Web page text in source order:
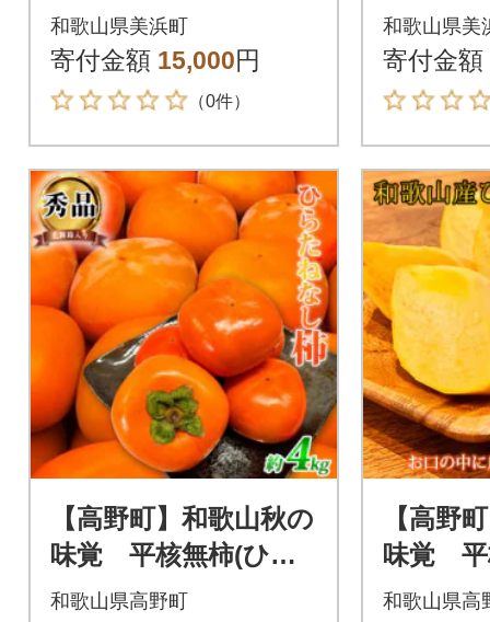
たねなしがき) 約4k
g 化粧箱入
和歌山県美浜町
寄付金額 15,000円
（0件）
たねな
g 化粧
和歌山県美
寄付金額
【高野町】和歌山秋の
味覚 平核無柿(ひら
たねなしがき) 約4k
和歌山県高野町
【高野
味覚 平
たねな
和歌山県高